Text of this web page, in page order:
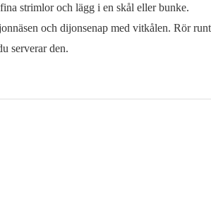
strimlor och lägg i en skål eller bunke.
och dijonsenap med vitkålen. Rör
serverar den.